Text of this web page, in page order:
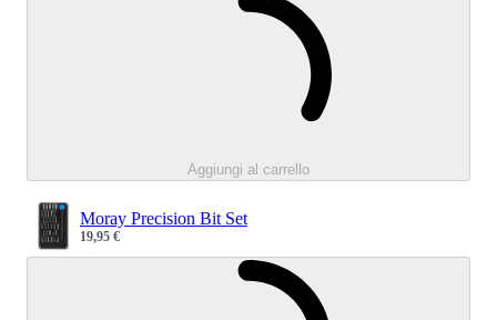
Aggiungi al carrello
Moray Precision Bit Set
Sale price
19,95 €